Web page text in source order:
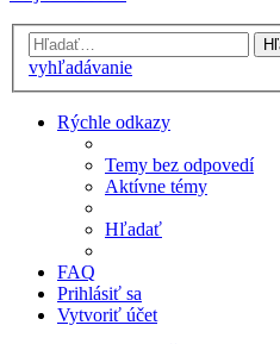
vyhľadávanie
Rýchle odkazy
Temy bez odpovedí
Aktívne témy
Hľadať
FAQ
Prihlásiť sa
Vytvoriť účet